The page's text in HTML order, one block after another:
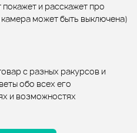
Rockboard CABLE TIES 300 B
1 490 ₽
Аудиокабель INVOTONE
и расскажет про
может быть выключена)
с разных ракурсов и
обо всех его
и возможностях